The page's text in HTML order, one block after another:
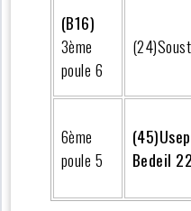
(B16)
3ème
poule 6
6ème
poule 5
Bedeil 22